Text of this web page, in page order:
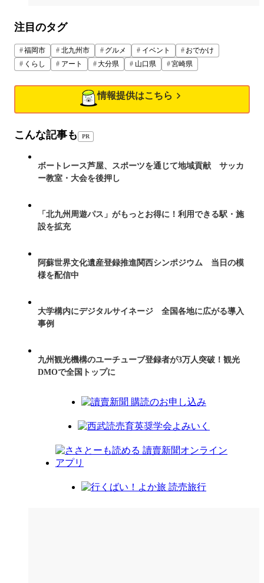
注目のタグ
福岡市 北九州市 グルメ イベント
おでかけ
くらし
アート 大分県 山口県 宮崎県
情報提供はこちら
こんな記事も PR
ボートレース芦屋、スポーツを通じて地域貢献 サッカ
ー教室・大会を後押し
「北九州周遊パス」がもっとお得に！利用できる駅・施
設を拡充
阿蘇世界文化遺産登録推進関西シンポジウム 当日の模
様を配信中
大学構内にデジタルサイネージ 全国各地に広がる導入
事例
九州観光機構のユーチューブ登録者が3万人突破！観光
DMOで全国トップに